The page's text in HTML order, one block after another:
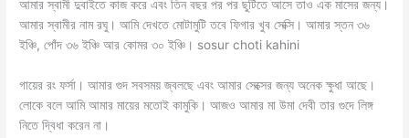
আমার স্বামী দুবাইতে কাজ করে এবং তিন বছর পর পর ছুটিতে আসে তাও এক মাসের জন্য।
আমার স্বামীর নাম রঘু। আমি দেখতে মোটামুটি তবে ফিগার খুব সেক্সি। আমার স্তন ৩৬
ইঞ্চি, পোঁদ ৩৬ ইঞ্চি আর কোমর ৩০ ইঞ্চি। sosur choti kahini
গায়ের রং ফর্সা। আমার গুদ সবসময় জ্বলছে এবং আমার সেক্সের জন্য অনেক ক্ষুধা আছে।
লোকে বলে আমি আমার মায়ের মতোই কামুকি। আজও আমার মা উমা দেবী তার গুদে লিঙ্গ
নিতে দ্বিধা করেন না।